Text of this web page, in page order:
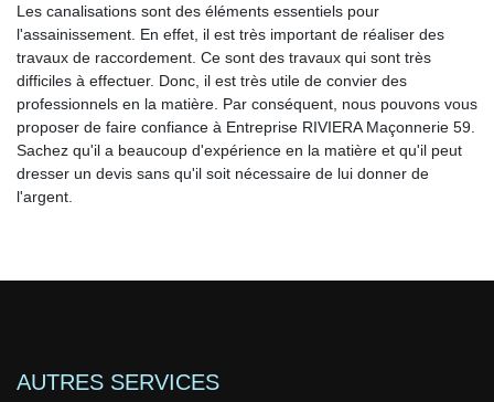
Les canalisations sont des éléments essentiels pour
l'assainissement. En effet, il est très important de réaliser des
travaux de raccordement. Ce sont des travaux qui sont très
difficiles à effectuer. Donc, il est très utile de convier des
professionnels en la matière. Par conséquent, nous pouvons vous
proposer de faire confiance à Entreprise RIVIERA Maçonnerie 59.
Sachez qu'il a beaucoup d'expérience en la matière et qu'il peut
dresser un devis sans qu'il soit nécessaire de lui donner de
l'argent.
AUTRES SERVICES